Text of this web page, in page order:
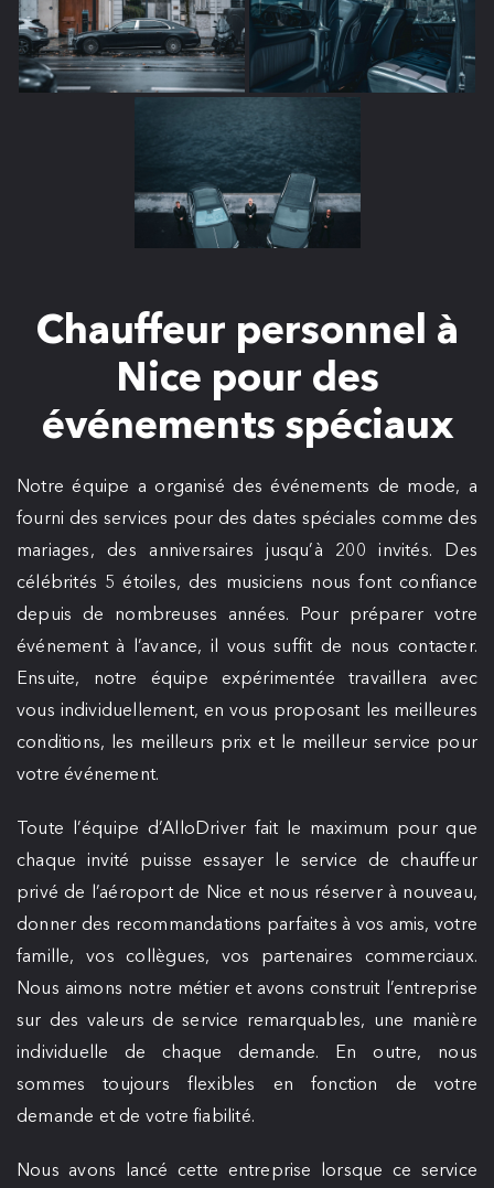
Chauffeur personnel à
Nice pour des
événements spéciaux
Notre équipe a organisé des événements de mode, a
fourni des services pour des dates spéciales comme des
mariages, des anniversaires jusqu’à 200 invités. Des
célébrités 5 étoiles, des musiciens nous font confiance
depuis de nombreuses années. Pour préparer votre
événement à l’avance, il vous suffit de nous contacter.
Ensuite, notre équipe expérimentée travaillera avec
vous individuellement, en vous proposant les meilleures
conditions, les meilleurs prix et le meilleur service pour
votre événement.
Toute l’équipe d’AlloDriver fait le maximum pour que
chaque invité puisse essayer le service de chauffeur
privé de l’aéroport de Nice et nous réserver à nouveau,
donner des recommandations parfaites à vos amis, votre
famille, vos collègues, vos partenaires commerciaux.
Nous aimons notre métier et avons construit l’entreprise
sur des valeurs de service remarquables, une manière
individuelle de chaque demande. En outre, nous
sommes toujours flexibles en fonction de votre
demande et de votre fiabilité.
Nous avons lancé cette entreprise lorsque ce service